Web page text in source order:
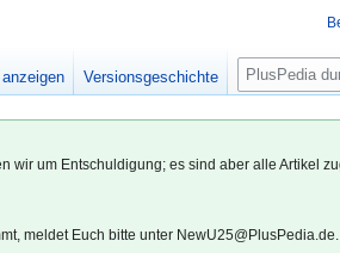
wir um Entschuldigung; es sind aber alle Artikel
meldet Euch bitte unter NewU25@PlusPedia.de.
Versionsgeschichte
S
u
c
e